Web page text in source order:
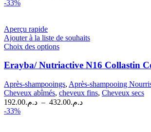
-33%
Aperçu rapide
Ajouter à la liste de souhaits
Choix des optionsCe
a
variations.
Les
options
peuvent
Erayba/ Nutriactive N16 Collastin
Après-shampooings, Après-shampooing
Cheveux abîmés, cheveux fins, Cheveux secs
د.م.192.00 – د.م.432.00
Plage
-33%